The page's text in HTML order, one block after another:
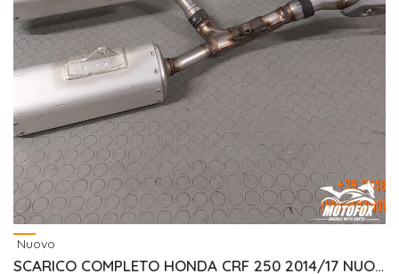
Nuovo
SCARICO COMPLETO HONDA CRF 250 2014/17 NUOVO ORIGINALE